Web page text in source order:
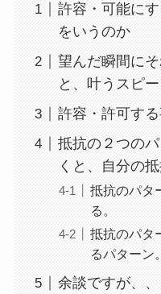
許容・可能に
をいうのか
望んだ瞬間に
と、叶うスピ
許容・許可す
抵抗の２つの
くと、自分の
抵抗のパタ
る。
抵抗のパタ
るパターン。
余談ですが、